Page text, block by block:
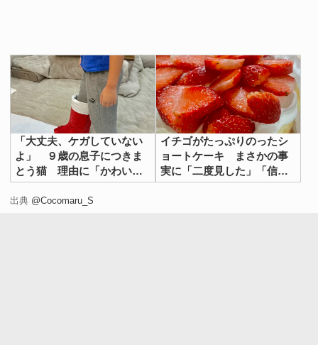
「大丈夫、ケガしていない
よ」 ９歳の息子につきま
とう猫 理由に「かわいす
ぎ」「安心して」
イチゴがたっぷりのったシ
ョートケーキ まさかの事
実に「二度見した」「信じ
られない」
出典 @Cocomaru_S